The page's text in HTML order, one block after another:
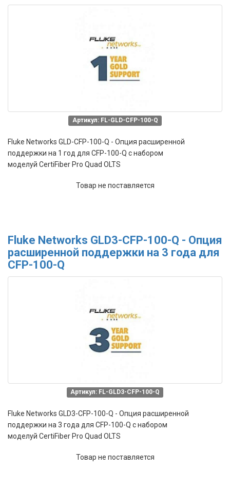
Артикул: FL-GLD-CFP-100-Q
Fluke Networks GLD-CFP-100-Q - Опция расширенной
поддержки на 1 год для CFP-100-Q с набором
моделуй CertiFiber Pro Quad OLTS
Товар не поставляется
Fluke Networks GLD3-CFP-100-Q - Опция
расширенной поддержки на 3 года для
CFP-100-Q
Артикул: FL-GLD3-CFP-100-Q
Fluke Networks GLD3-CFP-100-Q - Опция расширенной
поддержки на 3 года для CFP-100-Q с набором
моделуй CertiFiber Pro Quad OLTS
Товар не поставляется